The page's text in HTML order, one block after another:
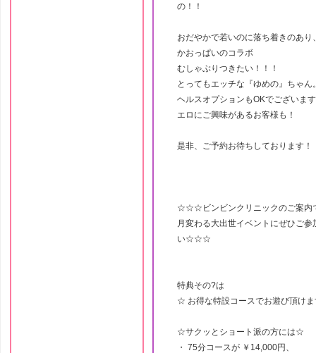
の！！
おだやかで若いのに落ち着きのあり
かおっぱいのコラボ
むしゃぶりつきたい！！！
とってもエッチな『ゆめの』ちゃん
ヘルスオプションもOKでございま
エロにご興味があるお客様も！
是非、ご予約お待ちしております！
☆☆☆ビンビンクリニックのご案内
月変わる大出世イベントにぜひご参
い☆☆☆
特典その?は
☆ お得な特設コースでお遊び頂け
☆サクッとショート派の方には☆
・ 75分コースが ￥14,000円、